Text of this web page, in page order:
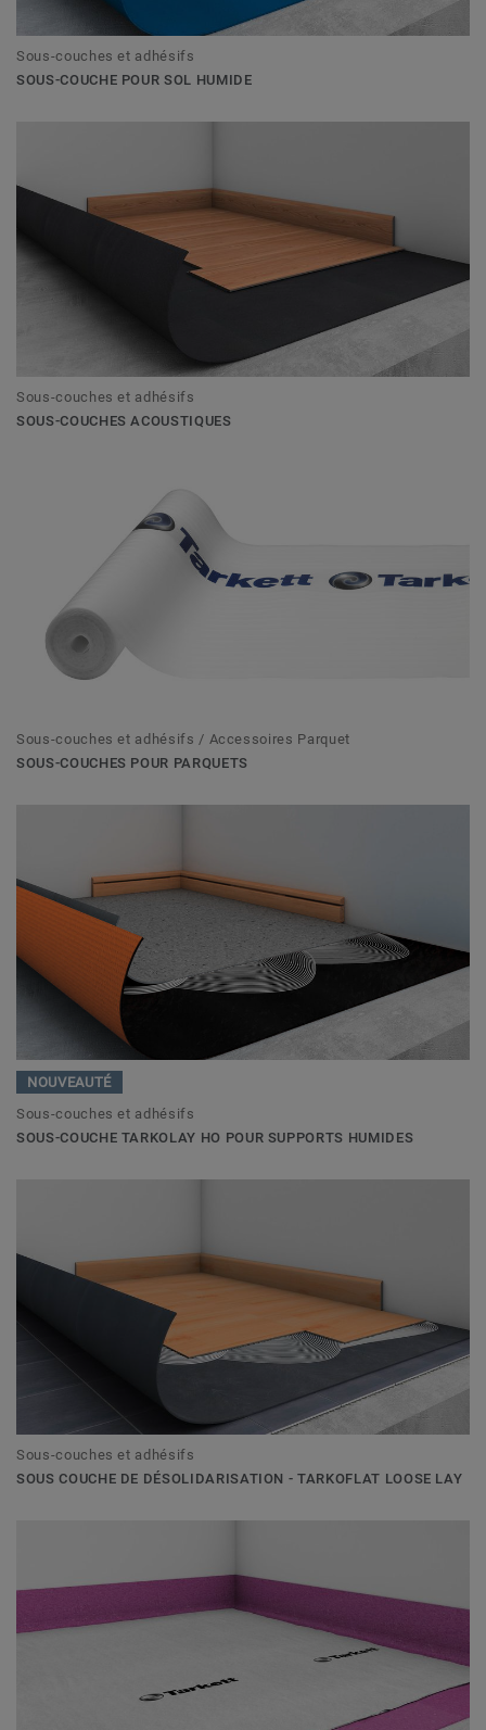
Sous-couches et adhésifs
SOUS-COUCHE POUR SOL HUMIDE
Sous-couches et adhésifs
SOUS-COUCHES ACOUSTIQUES
Sous-couches et adhésifs / Accessoires Parquet
SOUS-COUCHES POUR PARQUETS
NOUVEAUTÉ
Sous-couches et adhésifs
SOUS-COUCHE TARKOLAY HO POUR SUPPORTS HUMIDES
Sous-couches et adhésifs
SOUS COUCHE DE DÉSOLIDARISATION - TARKOFLAT LOOSE LAY